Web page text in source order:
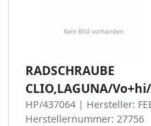
RADSCHRAUBE
CLIO,LAGUNA/
HP/437064 | Hersteller:
Herstellernummer: 27756